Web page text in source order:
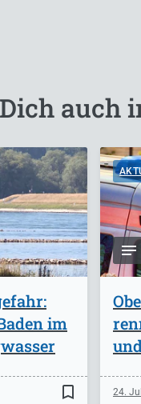
auch
im
bookmark_border 24.